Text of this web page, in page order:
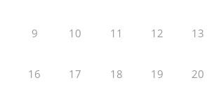
9 10 11 12 13
16 17 18 19 20